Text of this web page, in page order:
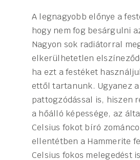
A legnagyobb előnye a
hogy nem fog besárgulni
Nagyon sok radiátorral
elkerülhetetlen
ha ezt a festéket
ettől tartanunk. Ugyanez
pattogzódással is, hiszen
a hőálló képessége, az
Celsius fokot bíró
ellentétben a Hammerite
Celsius fokos melegedést